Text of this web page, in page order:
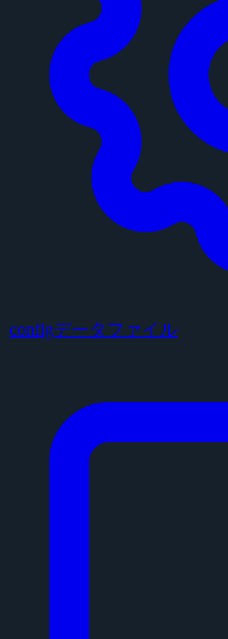
configデータファイル